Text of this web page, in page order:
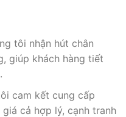
tôi nhận hút chân
giúp khách hàng tiết
cam kết cung cấp
cả hợp lý, cạnh tranh